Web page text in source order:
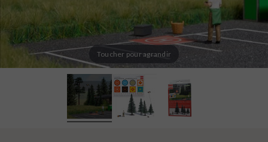
Toucher pour agrandir